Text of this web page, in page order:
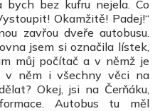
bych bez kufru nejela. Co
Okamžitě! Padej!“
zavřou dveře autobusu.
jsem si označila lístek,
můj počítač a v němž je
v něm i všechny věci na
Okej, jsi na Čerňáku,
Autobus tu měl